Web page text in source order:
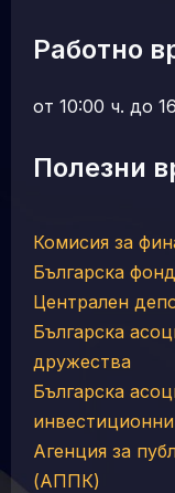
Работно
от 10:00 ч. до
Полезни
Комисия за
Българска
Централен
Българска
дружества
Българска
Агенция за
(АППК)